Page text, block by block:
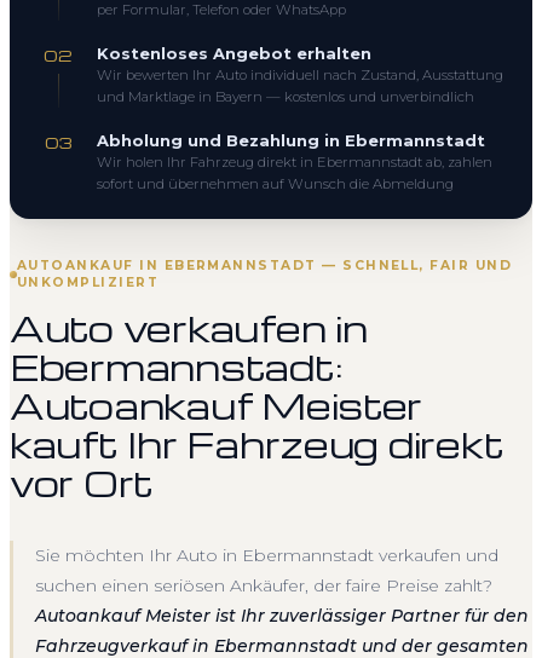
AUTOANKAUF IN EBERMANNSTADT — SCHNELL, FAIR UND
UNKOMPLIZIERT
Auto verkaufen in
Ebermannstadt:
Autoankauf Meister
kauft Ihr Fahrzeug direkt
vor Ort
Sie möchten Ihr Auto in Ebermannstadt verkaufen und
suchen einen seriösen Ankäufer, der faire Preise zahlt?
Autoankauf Meister ist Ihr zuverlässiger Partner für den
Fahrzeugverkauf in Ebermannstadt und der gesamten
per Formular, Telefon oder WhatsApp
02 Kostenloses Angebot erhalten
Wir bewerten Ihr Auto individuell nach Zustand, Ausstattung
und Marktlage in Bayern — kostenlos und unverbindlich
03 Abholung und Bezahlung in Ebermannstadt
Wir holen Ihr Fahrzeug direkt in Ebermannstadt ab, zahlen
sofort und übernehmen auf Wunsch die Abmeldung